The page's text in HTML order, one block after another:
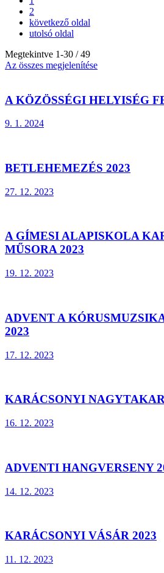
2
következő oldal
utolsó oldal
Megtekintve 1-30 / 49
Az összes megjelenítése
A KÖZÖSSÉGI HELYISÉG
9. 1. 2024
BETLEHEMEZÉS 2023
27. 12. 2023
A GÍMESI ALAPISKOLA
MŰSORA 2023
19. 12. 2023
ADVENT A
2023
17. 12. 2023
KARÁCSONYI
16. 12. 2023
ADVENTI HANGVERSENY
14. 12. 2023
KARÁCSONYI VÁSÁR 2023
11. 12. 2023